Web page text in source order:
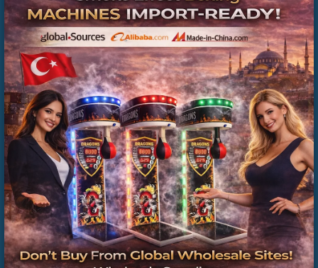
Boks Makinesi Dış Topu Fiyatları